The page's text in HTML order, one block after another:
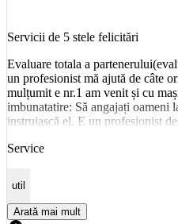
Servicii de 5 stele felicitări
Evaluare totala a
un profesionist mă ajută de câte
mulțumit e nr.1 am venit și cu
imbunatatire: Să angajați oameni
instruiască el. E un profesionist
Service
util
Arată mai mult